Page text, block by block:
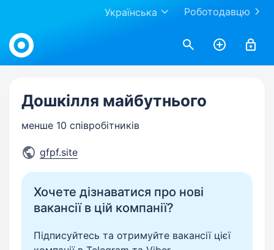
Роботодавцю
Українська
Work.ua
Дошкілля майбутнього
менше 10 співробітників
gfpf.site
Хочете дізнаватися про нові
вакансії в цій компанії?
Підписуйтесь та отримуйте вакансії цієї